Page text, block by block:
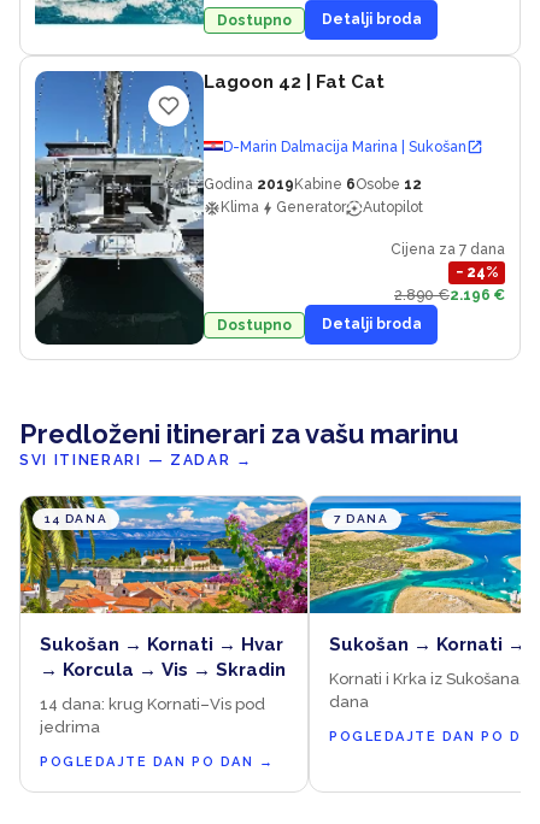
Dostupno
Detalji broda
Lagoon 42 | Fat Cat
D-Marin Dalmacija Marina | Sukošan
Godina 2019 Kabine 6Osobe 12
Klima
Generator Autopilot
Cijena za 7 dana
− 24%
2.890 €2.196 €
Dostupno
Detalji broda
Predloženi itinerari za vašu marinu
SVI ITINERARI — ZADAR →
14 DANA
Sukošan → Kornati → Hvar
→ Korcula → Vis → Skradin
14 dana: krug Kornati–Vis pod
jedrima
POGLEDAJTE DAN PO DAN →
7 DANA
Sukošan → Kornati →
Kornati i Krka iz Sukošana, 7
dana
POGLEDAJTE DAN PO